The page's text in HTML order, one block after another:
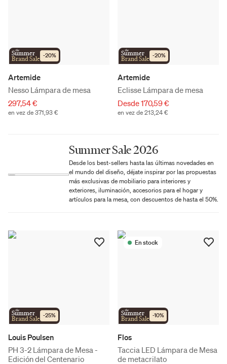
the
Summer
Brand Sale -20%
Artemide
Nesso Lámpara de mesa
297,54 €
en vez de 371,93 €
the
Summer
Brand Sale -20%
Artemide
Eclisse Lámpara de mesa
Desde 170,59 €
en vez de 213,24 €
Summer Sale 2026
Desde los best-sellers hasta las últimas novedades en
el mundo del diseño, déjate inspirar por las propuestas
más exclusivas de mobiliario para interiores y
exteriores, iluminación, accesorios para el hogar y
artículos para la mesa, con descuentos de hasta el 50%.
the
Summer
Brand Sale -25%
Louis Poulsen
PH 3-2 Lámpara de Mesa -
Edición del Centenario
En stock
the
Summer
Brand Sale -10%
Flos
Taccia LED Lámpara de Mesa
de metacrilato